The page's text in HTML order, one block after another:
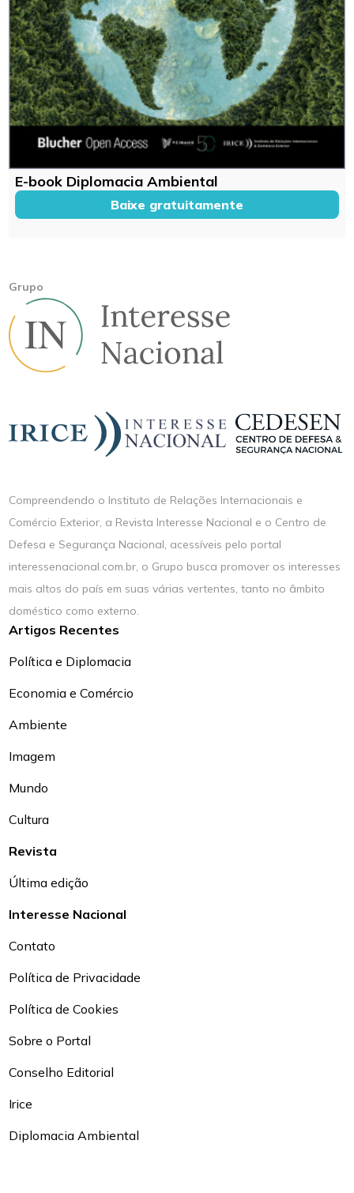
E-book Diplomacia Ambiental
Baixe gratuitamente
Grupo
Compreendendo o Instituto de Relações Internacionais e
Comércio Exterior, a Revista Interesse Nacional e o Centro de
Defesa e Segurança Nacional, acessíveis pelo portal
interessenacional.com.br, o Grupo busca promover os interesses
mais altos do país em suas várias vertentes, tanto no âmbito
doméstico como externo.
Artigos Recentes
Política e Diplomacia
Economia e Comércio
Ambiente
Imagem
Mundo
Cultura
Revista
Última edição
Interesse Nacional
Contato
Política de Privacidade
Política de Cookies
Sobre o Portal
Conselho Editorial
Irice
Diplomacia Ambiental